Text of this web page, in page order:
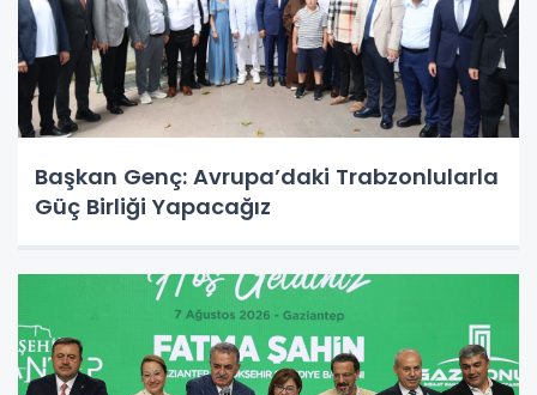
Başkan Genç: Avrupa’daki Trabzonlularla
Güç Birliği Yapacağız